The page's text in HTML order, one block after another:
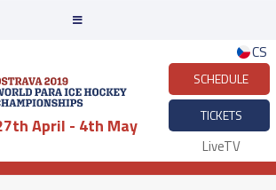
CS
April - 4th May
SCHEDULE
TICKETS
LiveTV